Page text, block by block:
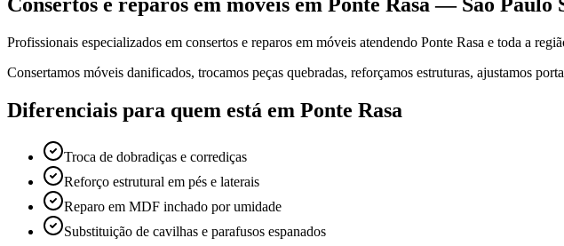
Profissionais especializados em consertos e reparos em móveis atendendo Ponte Rasa e toda a
Consertamos móveis danificados, trocamos peças quebradas, reforçamos estruturas, ajustamos
Diferenciais para quem está em Ponte Rasa
Troca de dobradiças e corrediças
Reforço estrutural em pés e laterais
Reparo em MDF inchado por umidade
Substituição de cavilhas e parafusos espanados